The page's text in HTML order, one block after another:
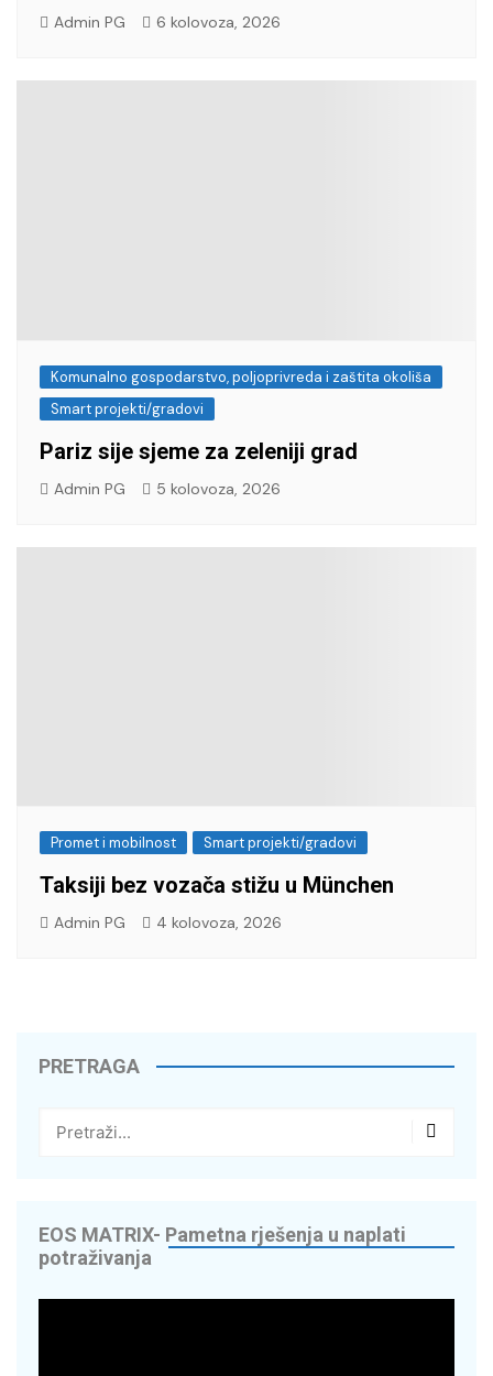
Admin PG 6 kolovoza, 2026
Komunalno gospodarstvo, poljoprivreda i zaštita okoliša
Smart projekti/gradovi
Pariz sije sjeme za zeleniji grad
Admin PG 5 kolovoza, 2026
Promet i mobilnost Smart projekti/gradovi
Taksiji bez vozača stižu u München
Admin PG 4 kolovoza, 2026
PRETRAGA
EOS MATRIX- Pametna rješenja u naplati
potraživanja